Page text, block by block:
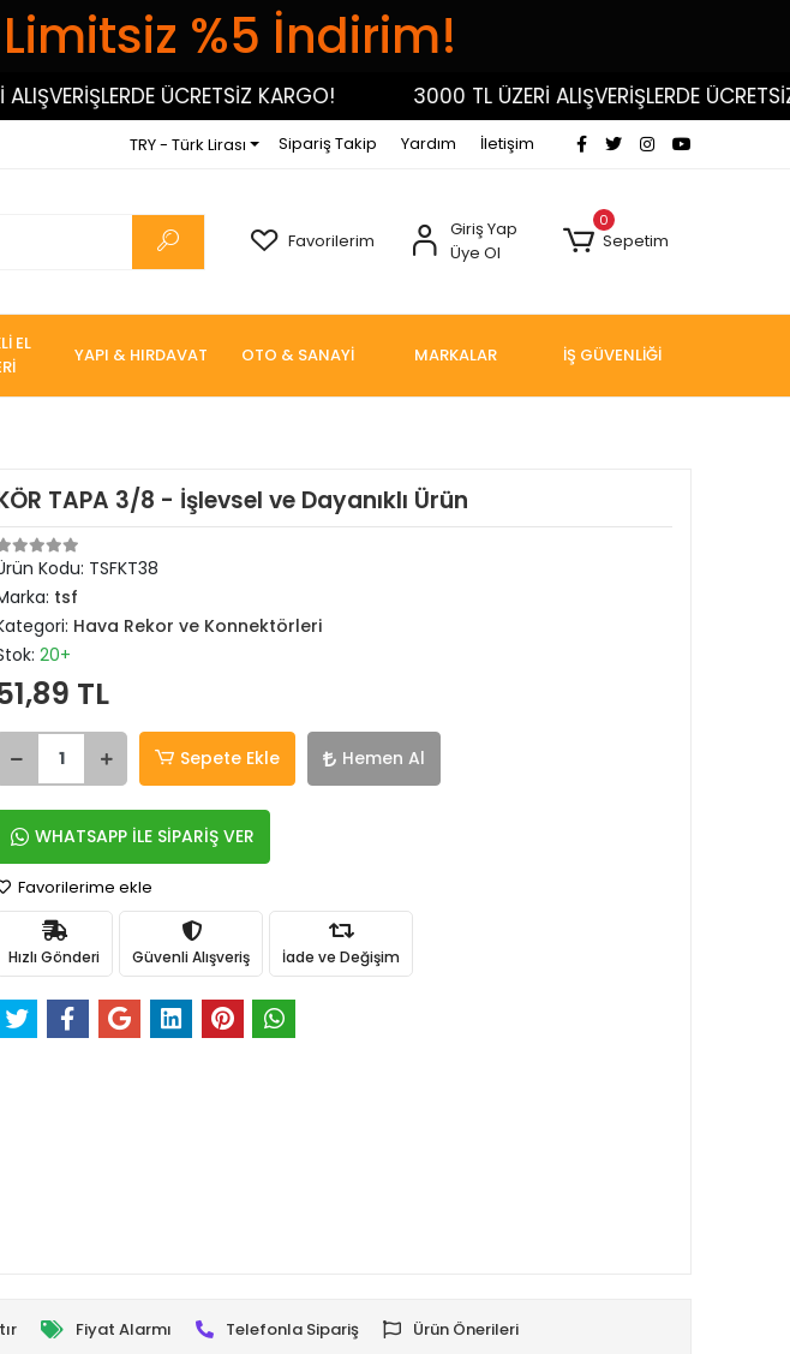
%5 İndirim!
ÜCRETSİZ KARGO! 3000 TL ÜZERİ ALIŞVERİŞLERDE ÜCRETSİZ
TRY - Türk Lirası Sipariş Takip Yardım İletişim
Favorilerim
Giriş Yap
Üye Ol
0
Sepetim
EL
YAPI & HIRDAVAT OTO & SANAYİ MARKALAR İŞ GÜVENLİĞİ
TAPA 3/8 - İşlevsel ve Dayanıklı Ürün
Kodu: TSFKT38
tsf
Hava Rekor ve Konnektörleri
20+
TL
Sepete Ekle Hemen Al
WHATSAPP İLE SİPARİŞ VER
Favorilerime ekle
Hızlı Gönderi Güvenli Alışveriş İade ve Değişim
Fiyat Alarmı Telefonla Sipariş Ürün Önerileri